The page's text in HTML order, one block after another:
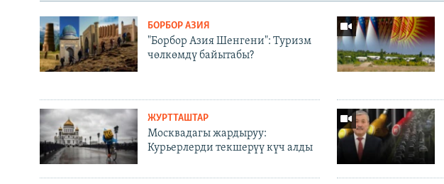
БОРБОР АЗИЯ
"Борбор Азия Шенгени": Туризм
чөлкөмдү байытабы?
ЖУРТТАШТАР
Москвадагы жардыруу:
Курьерлерди текшерүү күч алды